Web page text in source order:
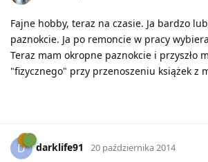
Fajne hobby, teraz na czasie. Ja bardzo
paznokcie. Ja po remoncie w pracy
Teraz mam okropne paznokcie i przyszło
"fizycznego" przy przenoszeniu książek z
D darklife91 20 października 2014